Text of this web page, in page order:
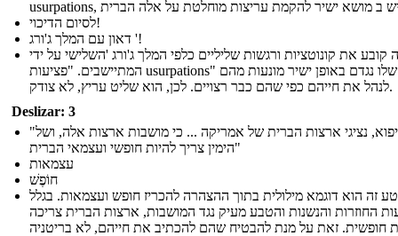
לסיום הדיכוי!
דאון עם המלך ג'ורג '!
קובע את קונוטציות ורגשות שליליים כלפי המלך ג'ורג 'השלישי על ידי
המתיישבים. "פציעות usurpations" חזר שלו נגדם באופן ישיר מונעות מהם
לנהל את חייהם כפי שהם כבר רצויים. לכן, הוא שליט עריץ, לא צודק.
Deslizar: 3
"אנו, איפוא, נציגי ארצות הברית של אמריקה ... כי מושבות ארצות אלה, ושל
הימין צריך להיות חופשי ועצמאי הברית"
עצמאות
חוֹפֶשׁ
זה הוא דוגמא מילולית בתוך ההצהרה להכריז חופש ועצמאות. בגלל
החוזרות והנשנות והטבע מעיק נגד המושבות, ארצות הברית צריכה